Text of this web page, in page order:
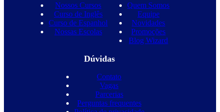
Nossos Cursos
Curso de Inglês
Curso de Espanhol
Nossas Escolas
Quem Somos
Equipe
Novidades
Promoções
Blog Wizard
Dúvidas
Contato
Vagas
Parcerias
Perguntas frequentes